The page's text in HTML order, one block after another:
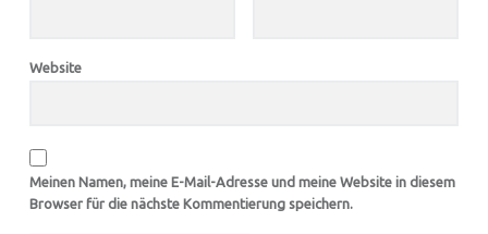
Website
Meinen Namen, meine E-Mail-Adresse und meine Website in diesem
Browser für die nächste Kommentierung speichern.